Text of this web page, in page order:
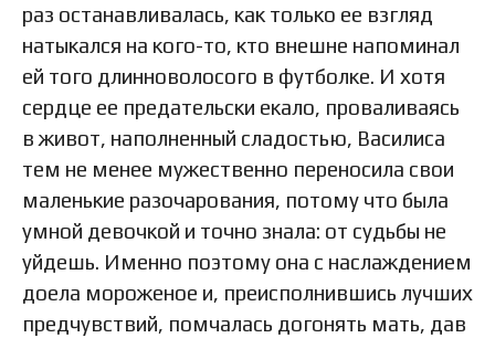
раз останавливалась, как только ее взгляд
натыкался на кого-то, кто внешне напоминал
ей того длинноволосого в футболке. И хотя
сердце ее предательски екало, проваливаясь
в живот, наполненный сладостью, Василиса
тем не менее мужественно переносила свои
маленькие разочарования, потому что была
умной девочкой и точно знала: от судьбы не
уйдешь. Именно поэтому она с наслаждением
доела мороженое и, преисполнившись лучших
предчувствий, помчалась догонять мать, дав